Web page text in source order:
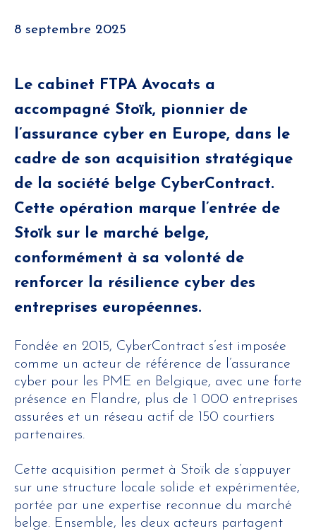
8 septembre 2025
Le cabinet FTPA Avocats a
accompagné Stoïk, pionnier de
l’assurance cyber en Europe, dans le
cadre de son acquisition stratégique
de la société belge CyberContract.
Cette opération marque l’entrée de
Stoïk sur le marché belge,
conformément à sa volonté de
renforcer la résilience cyber des
entreprises européennes.
Fondée en 2015, CyberContract s’est imposée
comme un acteur de référence de l’assurance
cyber pour les PME en Belgique, avec une forte
présence en Flandre, plus de 1 000 entreprises
assurées et un réseau actif de 150 courtiers
partenaires.
Cette acquisition permet à Stoïk de s’appuyer
sur une structure locale solide et expérimentée,
portée par une expertise reconnue du marché
belge. Ensemble, les deux acteurs partagent